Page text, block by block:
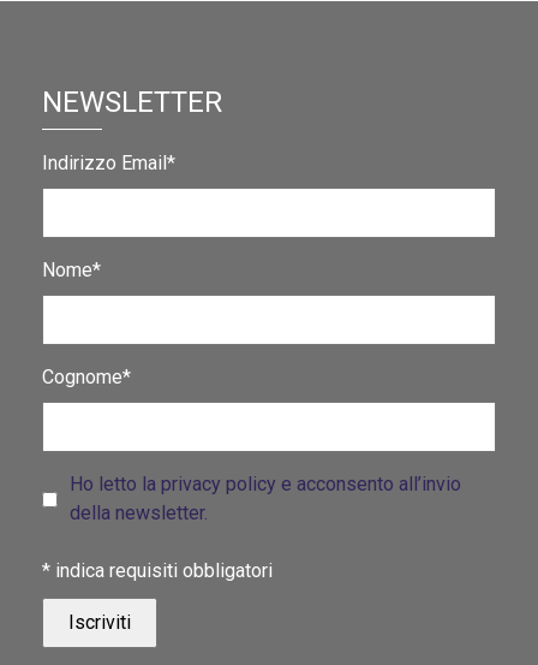
NEWSLETTER
Indirizzo Email*
Nome*
Cognome*
Ho letto la privacy policy e acconsento all’invio
della newsletter.
* indica requisiti obbligatori